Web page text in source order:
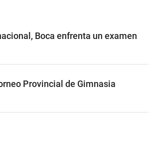
Boca enfrenta un examen
Provincial de Gimnasia